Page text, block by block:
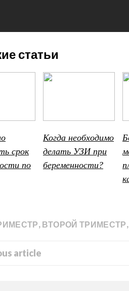
статьи
срок
по
Когда необходимо
делать УЗИ при
беременности?
, ВТОРОЙ ТРИМЕСТР
article